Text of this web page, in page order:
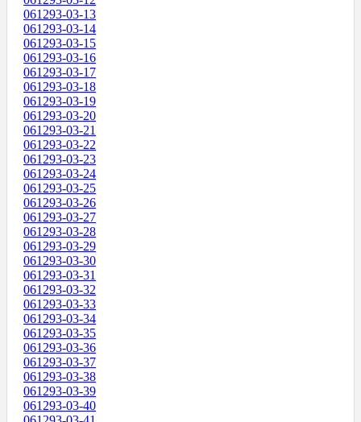
061293-03-13
061293-03-14
061293-03-15
061293-03-16
061293-03-17
061293-03-18
061293-03-19
061293-03-20
061293-03-21
061293-03-22
061293-03-23
061293-03-24
061293-03-25
061293-03-26
061293-03-27
061293-03-28
061293-03-29
061293-03-30
061293-03-31
061293-03-32
061293-03-33
061293-03-34
061293-03-35
061293-03-36
061293-03-37
061293-03-38
061293-03-39
061293-03-40